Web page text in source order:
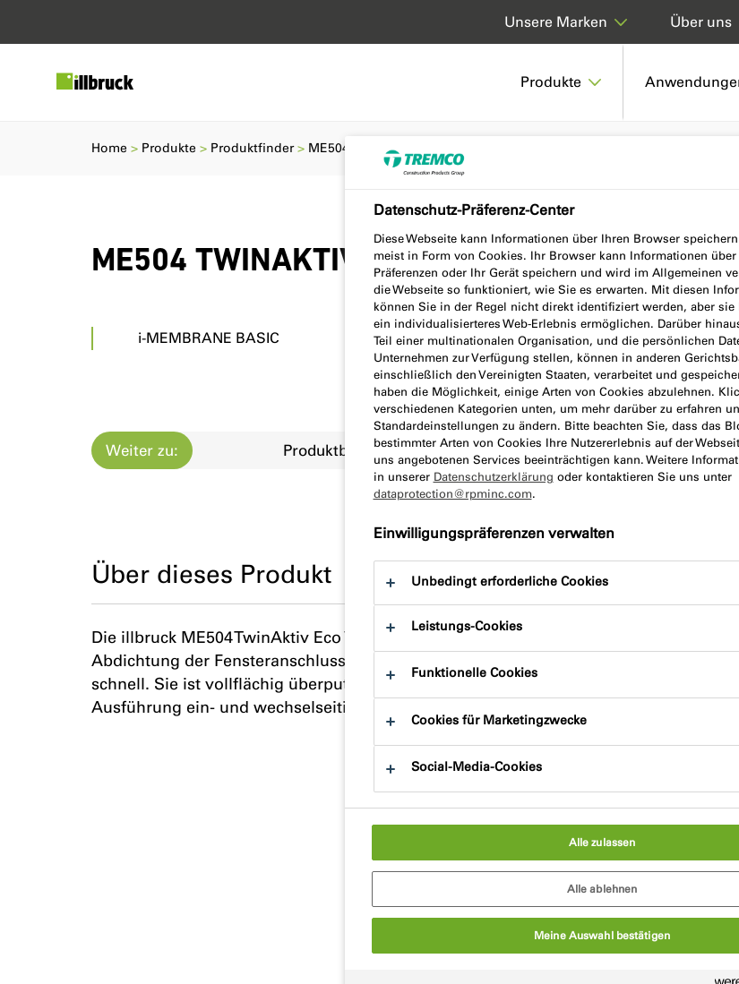
Produkte
Über uns
Unsere Marken
ME504 TWINAKTIV ECO VV
i-MEMBRANE BASIC
Home Produkte Produktfinder ME504 TWINAKTIV ECO VV
Weiter zu: Produktbeschreibung Produktvorteile
Über dieses Produkt
Die illbruck ME504 TwinAktiv Eco VV mit praktischer Selbstklebung macht die
Abdichtung der Fensteranschlussfuge auf nahezu jedem Untergrund einfach und
schnell. Sie ist vollflächig überputzbar, innen und außen einsetzbar. Je nach
Ausführung ein- und wechselseitig zu verarbeiten.
Datenschutz-Präferenz-Center
Diese Webseite kann Informationen über Ihren Browser
meist in Form von Cookies. Ihr Browser kann Informationen über
Präferenzen oder Ihr Gerät speichern und wird im Allgemeinen
die Webseite so funktioniert, wie Sie es erwarten. Mit diesen
können Sie in der Regel nicht direkt identifiziert werden, aber sie
ein individualisierteres Web-Erlebnis ermöglichen. Darüber
Teil einer multinationalen Organisation, und die persönlichen
Unternehmen zur Verfügung stellen, können in anderen
einschließlich den Vereinigten Staaten, verarbeitet und
haben die Möglichkeit, einige Arten von Cookies abzulehnen.
verschiedenen Kategorien unten, um mehr darüber zu erfahren
Standardeinstellungen zu ändern. Bitte beachten Sie, dass das
bestimmter Arten von Cookies Ihre Nutzererlebnis auf der
uns angebotenen Services beeinträchtigen kann. Weitere
in unserer Datenschutzerklärung oder kontaktieren Sie uns unter
dataprotection@rpminc.com.
Einwilligungspräferenzen verwalten
Unbedingt erforderliche Cookies
Leistungs-Cookies
Funktionelle Cookies
Cookies für Marketingzwecke
Social-Media-Cookies
Alle zulassen
Alle ablehnen
Meine Auswahl bestätigen